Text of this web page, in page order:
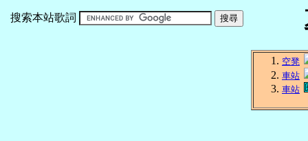
搜索本站歌詞
空凳
車站
車站